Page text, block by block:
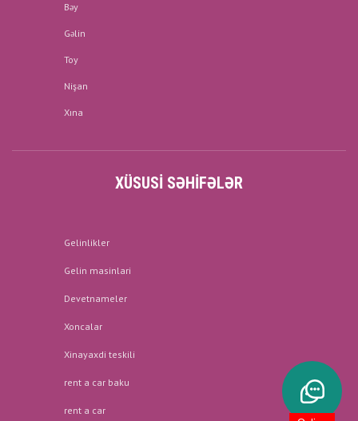
Bəy
Gəlin
Toy
Nişan
Xına
XÜSUSI SƏHIFƏLƏR
Gelinlikler
Gelin masinlari
Devetnameler
Xoncalar
Xinayaxdi teskili
rent a car baku
rent a car